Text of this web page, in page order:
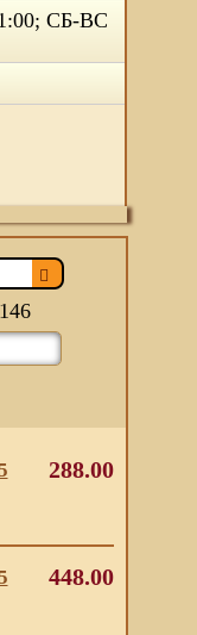
СБ-ВС
288.00
448.00